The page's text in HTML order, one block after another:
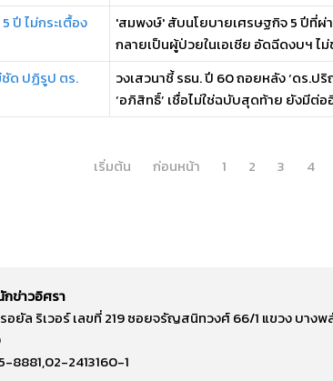
ปี ไม่กระเตื้อง
'สมพงษ์' สับนโยบายเศรษฐกิจ 5 ปีที่ผ่า
กลายเป็นผู้ป่วยในเอเชีย อัดฉีดงบฯ ไ
ชัด ปฏิรูป ตร.
วงเสวนาชี้ รธน. ปี 60 ถอยหลัง ‘ดร.
‘อภิสิทธิ์’ เชื่อไม่ใช่ฉบับสุดท้าย ยังมีต่อ
เริ่มต้น
ก่อนหน้า 1 2 3 4
กข่าวอิศรา
รอยัล ริเวอร์ เลขที่ 219 ซอยจรัญสนิทวงศ์ 66/1 แขวง บาง
8881,02-2413160-1